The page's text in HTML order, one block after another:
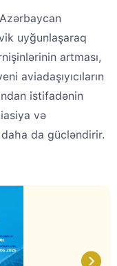
uyğunlaşaraq
artması,
aviadaşıyıcıların
istifadənin
və
da gücləndirir.